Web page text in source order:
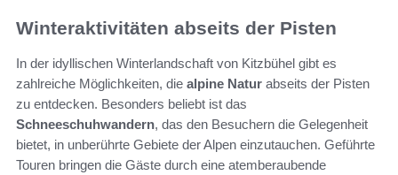
Winteraktivitäten abseits der Pisten
In der idyllischen Winterlandschaft von Kitzbühel gibt es
zahlreiche Möglichkeiten, die alpine Natur abseits der Pisten
zu entdecken. Besonders beliebt ist das
Schneeschuhwandern, das den Besuchern die Gelegenheit
bietet, in unberührte Gebiete der Alpen einzutauchen. Geführte
Touren bringen die Gäste durch eine atemberaubende